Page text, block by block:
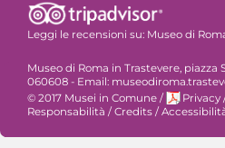
Leggi le recensioni su: Museo di
Museo di Roma in Trastevere, piazza
060608 - Email:
© 2017 Musei in Comune / Privacy
Responsabilità /Credits /